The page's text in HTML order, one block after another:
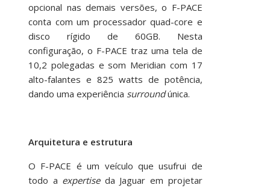
opcional nas demais versões, o F-PACE
conta com um processador quad-core e
disco rígido de 60GB. Nesta
configuração, o F-PACE traz uma tela de
10,2 polegadas e som Meridian com 17
alto-falantes e 825 watts de potência,
dando uma experiência surroundúnica.
Arquitetura e estrutura
O F-PACE é um veículo que usufrui de
todo a expertiseda Jaguar em projetar